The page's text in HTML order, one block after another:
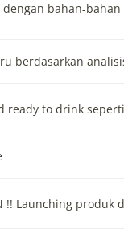
bahan-
berdasarkan
ready to drink
!! Launching